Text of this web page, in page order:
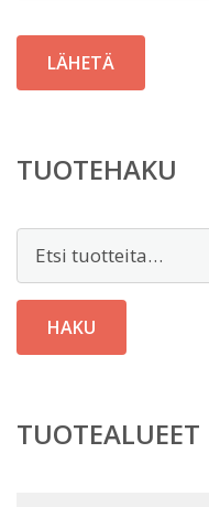
TUOTEHAKU
Etsi:
HAKU
TUOTEALUEET